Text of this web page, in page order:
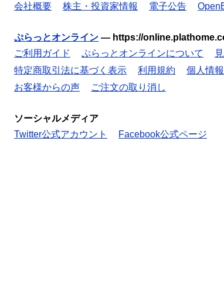
会社概要
株主・投資家情報 電子公告
ぷらっとオンライン — https://
ご利用ガイド
ぷらっとオンラインについて
特定商取引法に基づく表示
利用規約 個人情
お客様からの声
ご注文の取り消し
ソーシャルメディア
Twitter公式アカウント
Facebook公式ページ